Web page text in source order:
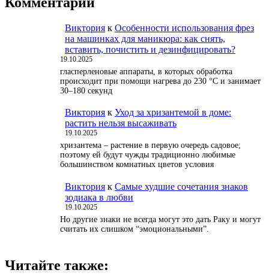
Виктория к Особенности использования фрез
на машинках для маникюра: как снять,
вставить, почистить и дезинфицировать?
19.10.2025
гласперленовые аппараты, в которых обработка
происходит при помощи нагрева до 230 °С и занимает
30–180 секунд
Виктория к Уход за хризантемой в доме:
растить нельзя высаживать
19.10.2025
хризантема – растение в первую очередь садовое;
поэтому ей будут чужды традиционно любимые
большинством комнатных цветов условия
Виктория к Самые худшие сочетания знаков
зодиака в любви
19.10.2025
Но другие знаки не всегда могут это дать Раку и могут
считать их слишком “эмоциональными”.
Читайте также: